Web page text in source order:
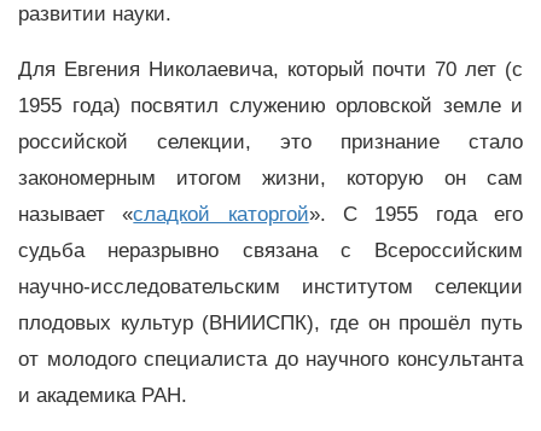
развитии науки.
Для Евгения Николаевича, который почти 70 лет (с
1955 года) посвятил служению орловской земле и
российской селекции, это признание стало
закономерным итогом жизни, которую он сам
называет «сладкой каторгой». С 1955 года его
судьба неразрывно связана с Всероссийским
научно-исследовательским институтом селекции
плодовых культур (ВНИИСПК), где он прошёл путь
от молодого специалиста до научного консультанта
и академика РАН.